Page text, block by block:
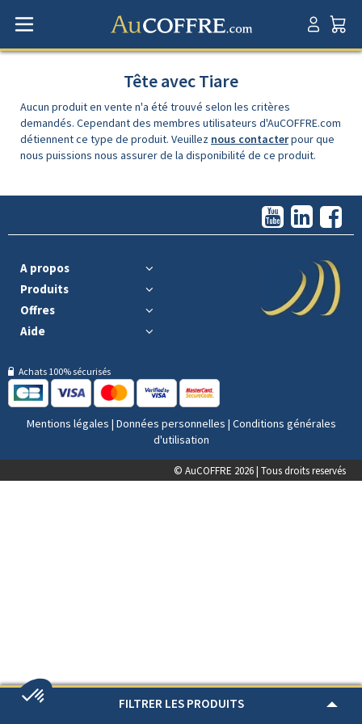
FILTRER LES PRODUITS
Tête avec Tiare
Aucun produit en vente n'a été trouvé selon les critères
demandés. Cependant des membres utilisateurs d'AuCOFFRE.com
détiennent ce type de produit. Veuillez nous contacterpour que
nous puissions nous assurer de la disponibilité de ce produit.
A propos
Produits
Offres
Aide
Achats 100% sécurisés
Mentions légales | Données personnelles | Conditions générales
d'utilisation
© AuCOFFRE 2026 | Tous droits reservés